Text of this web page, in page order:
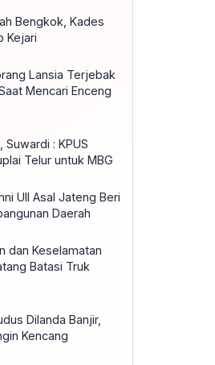
Bengkok, Kades
Kejari
Lansia Terjebak
Mencari Enceng
Suwardi : KPUS
Telur untuk MBG
UII Asal Jateng Beri
Daerah
dan Keselamatan
Batasi Truk
Dilanda Banjir,
Kencang